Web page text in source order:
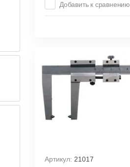
Добавить к сравнению
Артикул: 21017